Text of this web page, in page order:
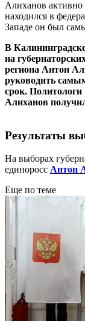
Алиханов
находился в
Западе он был
В
на
региона Антон
руководить
срок. Политологи
Алиханов
Результаты
На выборах
единоросс Антон
Еще по теме